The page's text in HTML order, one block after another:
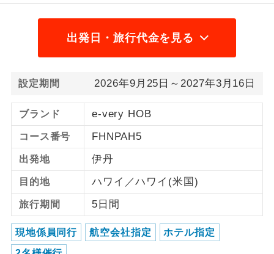
出発日・旅行代金を見る
設定期間 2026年9月25日～2027年3月16日
ブランド e-very HOB
コース番号 FHNPAH5
出発地 伊丹
目的地 ハワイ／ハワイ(米国)
旅行期間 5日間
現地係員同行 航空会社指定 ホテル指定
使用料（国内線）
2026/8/10〜2026/9/21 大人（12歳以上）
1,600円、子供（2歳以上12歳未満）800円
2026/9/22〜2026/11/21 大人（12歳以上）
1,600円、子供（2歳以上12歳未満）800円
2026/11/22〜2027/1/21 大人（12歳以上）
1,600円、子供（2歳以上12歳未満）800円
2027/1/22〜 大人（12歳以上）1,600円、子
供（2歳以上12歳未満）800円